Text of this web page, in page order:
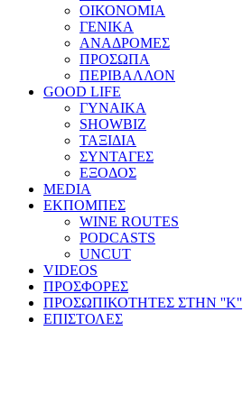
ΟΙΚΟΝΟΜΙΑ
ΓΕΝΙΚΑ
ΑΝΑΔΡΟΜΕΣ
ΠΡΟΣΩΠΑ
ΠΕΡΙΒΑΛΛΟΝ
GOOD LIFE
ΓΥΝΑΙΚΑ
SHOWBIZ
ΤΑΞΙΔΙΑ
ΣΥΝΤΑΓΕΣ
ΕΞΟΔΟΣ
MEDIA
ΕΚΠΟΜΠΕΣ
WINE ROUTES
PODCASTS
UNCUT
VIDEOS
ΠΡΟΣΦΟΡΕΣ
ΠΡΟΣΩΠΙΚΟΤΗΤΕΣ ΣΤΗΝ ''Κ''
ΕΠΙΣΤΟΛΕΣ